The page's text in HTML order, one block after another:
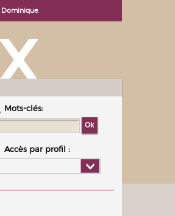
Dominique.
Mots-clés :
Accès par profil :